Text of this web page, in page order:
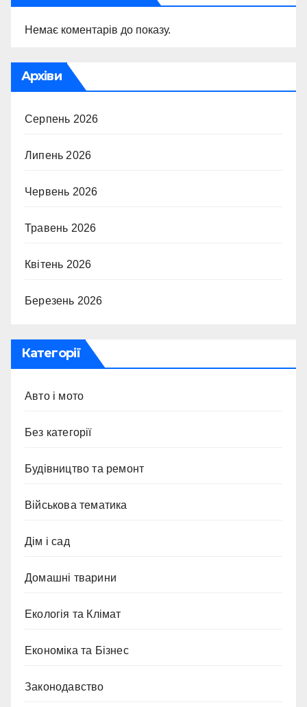
Немає коментарів до показу.
Архіви
Серпень 2026
Липень 2026
Червень 2026
Травень 2026
Квітень 2026
Березень 2026
Категорії
Авто і мото
Без категорії
Будівництво та ремонт
Військова тематика
Дім і сад
Домашні тварини
Екологія та Клімат
Економіка та Бізнес
Законодавство